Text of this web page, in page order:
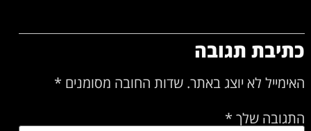
כתיבת תגובה
האימייל לא יוצג באתר. שדות החובה מסומנים *
התגובה שלך *